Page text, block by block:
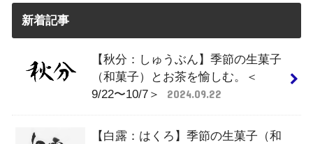
新着記事
【秋分：しゅうぶん】季節の生菓子
（和菓子）とお茶を愉しむ。＜
9/22〜10/7＞
2024.09.22
【白露：はくろ】季節の生菓子（和